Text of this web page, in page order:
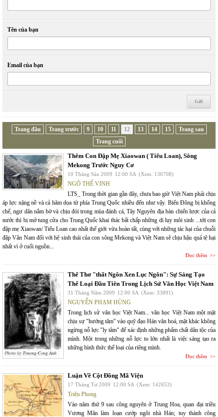
Tên của bạn
Email của bạn
Trang đầu Trang trước 9 10 11 12 13 14 15
Trang sau
Trang cuối
Thêm Con Đập Mẹ Xiaowan ( Tiểu Loan), Sông
Mekong Trước Nguy Cơ
10 Tháng Sáu 2009 12:00 SA (Xem: 136708)
NGÔ THẾ VINH
LTS_ Trong thời gian gần đây, chưa bao giờ Việt Nam phải chịu
áp lực nặng nề và cả hăm dọa từ phía Trung Quốc nhiều đến như vậy. Biển Đông bị khống
chế, ngư dân nằm bờ và chịu đói trong mùa đánh cá, Tây Nguyên địa bàn chiến lược của cả
nước thì bị mở tung cửa cho Trung Quốc khai thác bất chấp những di lụy môi sinh ...tới con
đập mẹ Xiaowan/ Tiểu Loan cao nhất thế giới vừa hoàn tất, cùng với những tác hại của chuỗi
đập Vân Nam đối với hệ sinh thái của con sông Mekong và Việt Nam sẽ chịu hậu quả tệ hại
nhất vì ở cuối nguồn...
Đọc thêm
Thể Thơ "thất Ngôn Xen Lục Ngôn": Sự Sáng Tạo
Thể Loại Đầu Tiên Trong Lịch Sử Văn Học Việt Nam
31 Tháng Năm 2009 12:00 SA (Xem: 33891)
NGUYỄN PHẠM HÙNG
Trong lịch sử văn học Việt Nam... văn học Việt Nam một mặt
chịu sự "hướng tâm" vào quỹ đạo Hán văn hoá, mặt khác không
ngừng nỗ lực "ly tâm" để xác định những phẩm chất dân tộc của
mình. Một trong những nỗ lực to lớn nhất là việc sáng tạo ra
những hình thức thể loại của riêng mình.
Đọc thêm
Luận Về Cột Đồng Mã Viện
17 Tháng Tư 2009 12:00 SA (Xem: 142653)
Triệu Phong
Vào năm thứ 9 sau công nguyên ở Trung Hoa, quan đại triều
Vương Mãn làm loạn cướp ngôi nhà Hán; tuy thành công